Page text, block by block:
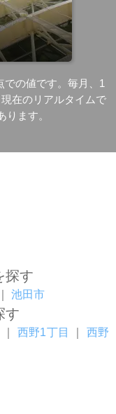
の値です。毎月、1
在のリアルタイムで
ます。
探す
池田市
す
西野1丁目
西野